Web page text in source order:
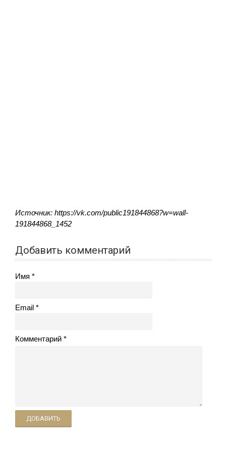
Источник: https://vk.com/public191844868?w=wall-
191844868_1452
Добавить комментарий
Имя
Email
Комментарий
ДОБАВИТЬ